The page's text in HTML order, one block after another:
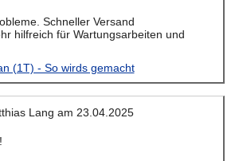
Schneller Versand
hilfreich für Wartungsarbeiten und
(1T) - So wirds gemacht
Lang am 23.04.2025